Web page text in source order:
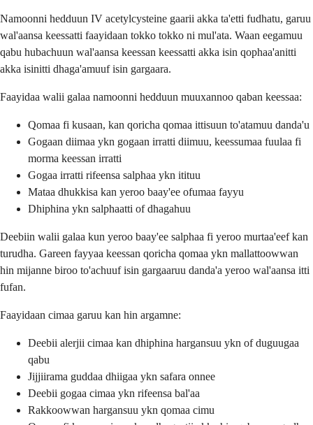
Namoonni hedduun IV acetylcysteine gaarii akka ta'etti fudhatu, garuu
wal'aansa keessatti faayidaan tokko tokko ni mul'ata. Waan eegamuu
qabu hubachuun wal'aansa keessan keessatti akka isin qophaa'anitti
akka isinitti dhaga'amuuf isin gargaara.
Faayidaa walii galaa namoonni hedduun muuxannoo qaban keessaa:
Qomaa fi kusaan, kan qoricha qomaa ittisuun to'atamuu danda'u
Gogaan diimaa ykn gogaan irratti diimuu, keessumaa fuulaa fi
morma keessan irratti
Gogaa irratti rifeensa salphaa ykn itituu
Mataa dhukkisa kan yeroo baay'ee ofumaa fayyu
Dhiphina ykn salphaatti of dhagahuu
Deebiin walii galaa kun yeroo baay'ee salphaa fi yeroo murtaa'eef kan
turudha. Gareen fayyaa keessan qoricha qomaa ykn mallattoowwan
hin mijanne biroo to'achuuf isin gargaaruu danda'a yeroo wal'aansa itti
fufan.
Faayidaan cimaa garuu kan hin argamne:
Deebii alerjii cimaa kan dhiphina hargansuu ykn of duguugaa
qabu
Jijjiirama guddaa dhiigaa ykn safara onnee
Deebii gogaa cimaa ykn rifeensa bal'aa
Rakkoowwan hargansuu ykn qomaa cimu